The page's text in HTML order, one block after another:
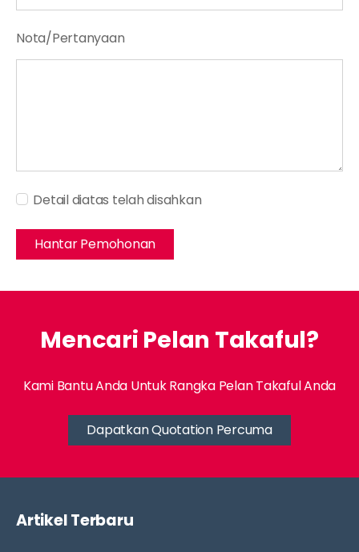
Nota/Pertanyaan
Detail diatas telah disahkan
Hantar Pemohonan
Mencari Pelan Takaful?
Kami Bantu Anda Untuk Rangka Pelan Takaful Anda
Dapatkan Quotation Percuma
Artikel Terbaru